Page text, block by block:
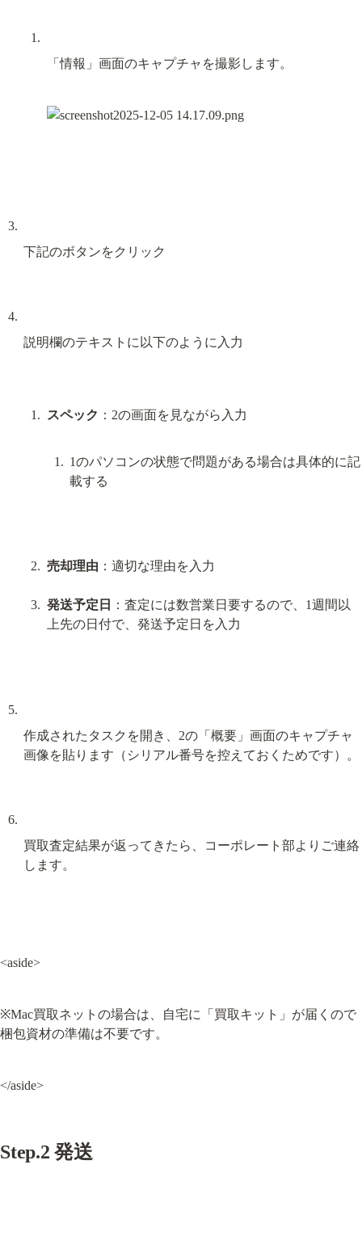
「情報」画面のキャプチャを撮影します。
下記のボタンをクリック
説明欄のテキストに以下のように入力
スペック
1のパソコンの状態で問題がある場合は具体的に記
載する
売却理由 ：適切な理由を入力
発送予定日
：査定には数営業日要するので、1週間以
上先の日付で、発送予定日を入力
作成されたタスクを開き、2の「概要」画面のキャプチャ
画像を貼ります（シリアル番号を控えておくためです）。
買取査定結果が返ってきたら、コーポレート部よりご連絡
します。
<aside>
※Mac買取ネットの場合は、自宅に「買取キット」が届くので
梱包資材の準備は不要です。
</aside>
Step.2 発送